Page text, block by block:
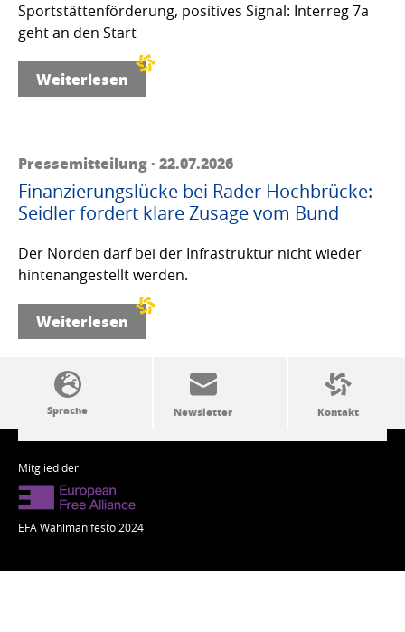
Sportstättenförderung, positives Signal: Interreg 7a
geht an den Start
Weiterlesen
Pressemitteilung · 22.07.2026
Finanzierungslücke bei Rader Hochbrücke:
Seidler fordert klare Zusage vom Bund
Der Norden darf bei der Infrastruktur nicht wieder
hintenangestellt werden.
Weiterlesen
SSW-Politik von A bis Z
Mitglied der
EFA Wahlmanifesto 2024